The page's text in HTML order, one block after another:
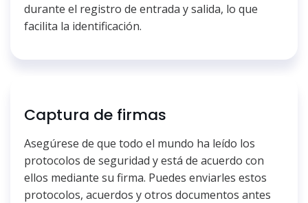
durante el registro de entrada y salida, lo que
facilita la identificación.
Captura de firmas
Asegúrese de que todo el mundo ha leído los
protocolos de seguridad y está de acuerdo con
ellos mediante su firma. Puedes enviarles estos
protocolos, acuerdos y otros documentos antes